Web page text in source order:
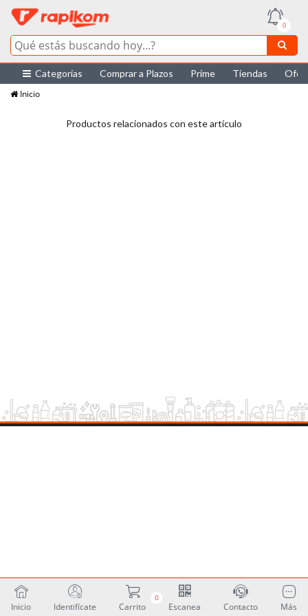
0
Categorías Comprar a Plazos Prime Tiendas
Inicio
Productos relacionados con este artículo
Inicio Identifícate
0
Carrito Escanea Contacto Más